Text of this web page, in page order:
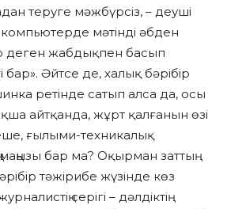
теруге мәжбүрсіз, – деуші
мәтінді әбден
деген жабдықпен басып
бар». Әйтсе де, халық бәрібір
ретінде сатып алса да, осы
айтқанда, жұрт қалғанын өзі
ғылыми-техникалық
бар ма? Оқырман заттың
тәжірибе жүзінде көз
серігі – дәлдіктің